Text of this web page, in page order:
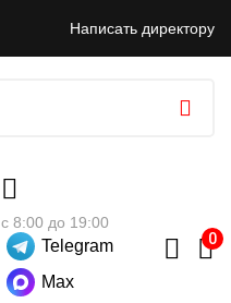
Написать директору
с 8:00 до 19:00
Telegram
Max